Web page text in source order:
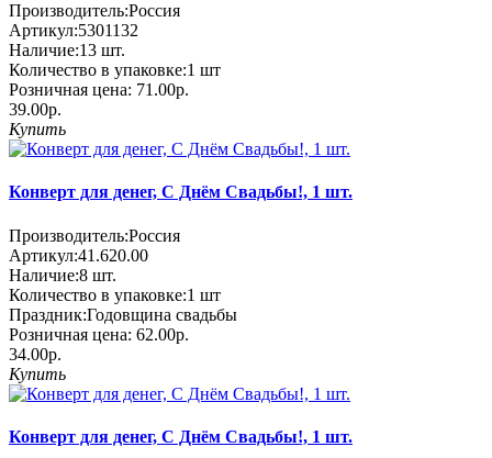
Производитель:Россия
Артикул:5301132
Наличие:13 шт.
Количество в упаковке:1 шт
Розничная цена: 71.00р.
39.00р.
Купить
Конверт для денег, С Днём Свадьбы!, 1 шт.
Производитель:Россия
Артикул:41.620.00
Наличие:8 шт.
Количество в упаковке:1 шт
Праздник:Годовщина свадьбы
Розничная цена: 62.00р.
34.00р.
Купить
Конверт для денег, С Днём Свадьбы!, 1 шт.